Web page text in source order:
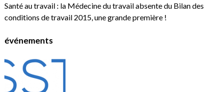
Santé au travail : la Médecine du travail absente du Bilan des
conditions de travail 2015, une grande première !
événements